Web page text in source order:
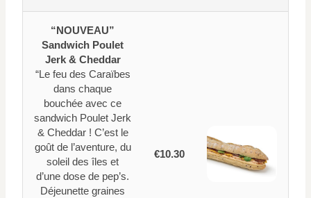
“NOUVEAU”
Sandwich Poulet
Jerk & Cheddar
“Le feu des Caraïbes
dans chaque
bouchée avec ce
sandwich Poulet Jerk
& Cheddar ! C’est le
goût de l’aventure, du
soleil des îles et
d’une dose de pep’s.
Déjeunette graines
€10.30